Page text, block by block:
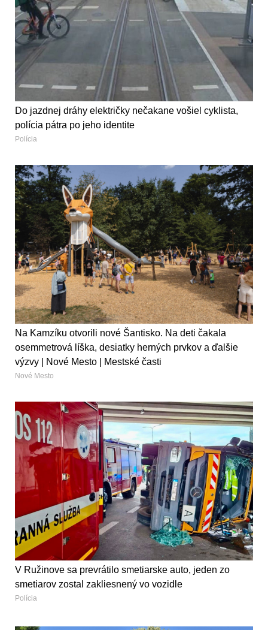
Do jazdnej dráhy električky nečakane vošiel cyklista,
polícia pátra po jeho identite
Polícia
Na Kamzíku otvorili nové Šantisko. Na deti čakala
osemmetrová líška, desiatky herných prvkov a ďalšie
výzvy | Nové Mesto | Mestské časti
Nové Mesto
V Ružinove sa prevrátilo smetiarske auto, jeden zo
smetiarov zostal zakliesnený vo vozidle
Polícia